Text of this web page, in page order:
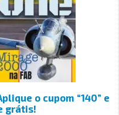
o cupom “140” e
grátis!